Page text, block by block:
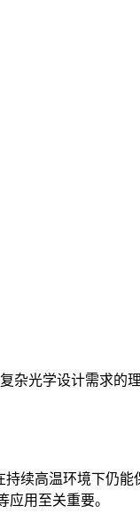
杂光学设计需求的
续高温环境下仍
用至关重要。